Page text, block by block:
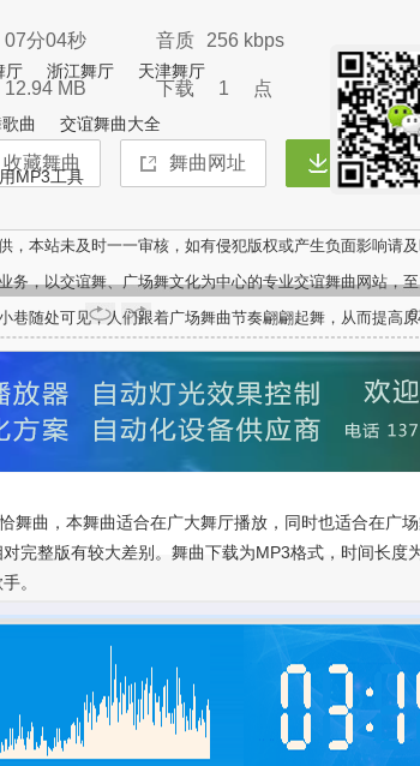
07分04秒 音质 256 kbps
12.94 MB 下载 1 点
舞曲，本舞曲适合在广大舞厅播放，同时也适合在
完整版有较大差别。舞曲下载为MP3格式，时间长
。
厅 浙江舞厅 天津舞厅
曲 交谊舞曲大全
MP3工具
本站未及时一一审核，如有侵犯版权或产生负面影响请
务，以交谊舞、广场舞文化为中心的专业交谊舞曲网站
巷随处可见，人们跟着广场舞曲节奏翩翩起舞，从而提高